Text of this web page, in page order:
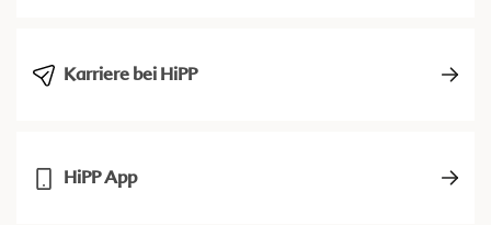
Karriere bei HiPP
HiPP App